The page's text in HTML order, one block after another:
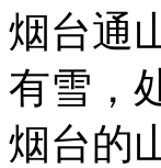
烟台通
有雪，
烟台的